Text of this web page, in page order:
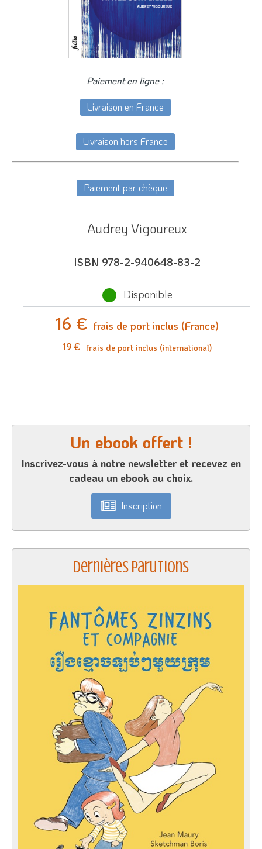
Paiement en ligne :
Livraison en France
Livraison hors France
Paiement par chèque
Audrey Vigoureux
ISBN 978-2-940648-83-2
Disponible
16 € frais de port inclus (France)
19 € frais de port inclus (international)
Un ebook offert !
Inscrivez-vous à notre newsletter et recevez en
cadeau un ebook au choix.
Inscription
Dernières parutions